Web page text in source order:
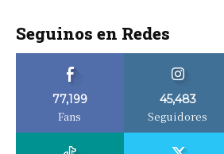
Seguinos en Redes
77,199
Fans
45,483
Seguidores